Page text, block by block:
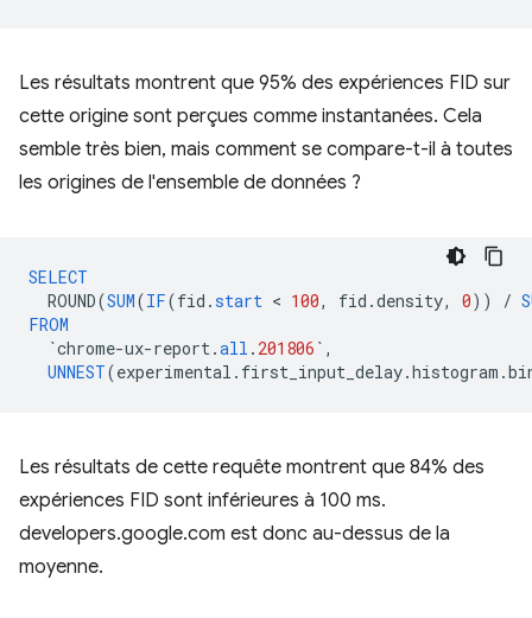
Les résultats montrent que 95% des expériences FID sur
cette origine sont perçues comme instantanées. Cela
semble très bien, mais comment se compare-t-il à toutes
les origines de l'ensemble de données ?
SELECT
ROUND(SUM(IF(fid .start < 100, fid .density, 0)) /
FROM
`chrome-ux-report.all . 201806 ` ,
UNNEST(experimental . first_input_delay.histogram .
Les résultats de cette requête montrent que 84% des
expériences FID sont inférieures à 100 ms.
developers.google.com est donc au-dessus de la
moyenne.